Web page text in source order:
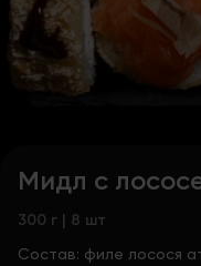
Мидл с
300 г | 8 шт
Состав: филе лосося